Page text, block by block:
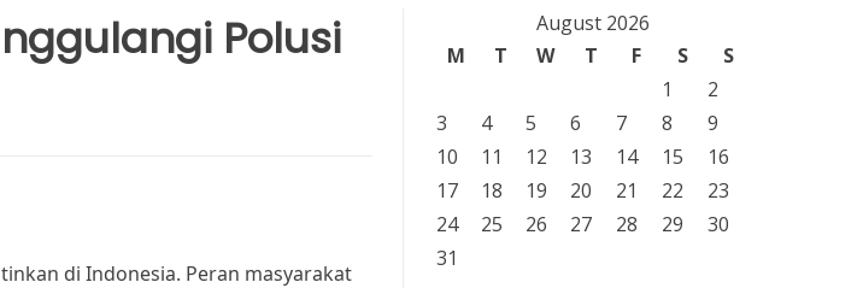
Polusi
di Indonesia. Peran masyarakat
August 2026
M
T W T F S
S
1
2
3
4 5 6 7 8
9
10
11 12 13 14 15
16
17
18 19 20 21 22
23
24
25 26 27 28 29
30
31